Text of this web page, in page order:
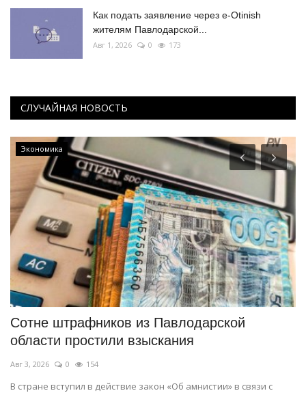
Как подать заявление через e-Otinish
жителям Павлодарской...
Авг 1, 2026 0 173
СЛУЧАЙНАЯ НОВОСТЬ
Экономика
Сотне штрафников из Павлодарской
области простили взыскания
Авг 3, 2026 0 154
В стране вступил в действие закон «Об амнистии» в связи с